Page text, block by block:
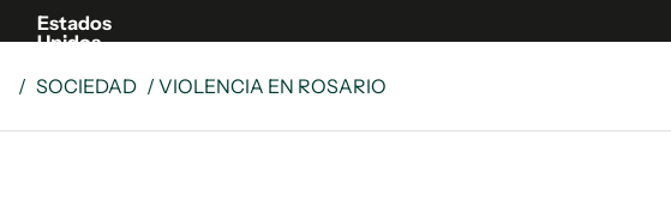
Estados
Unidos
/ SOCIEDAD / VIOLENCIA EN ROSARIO